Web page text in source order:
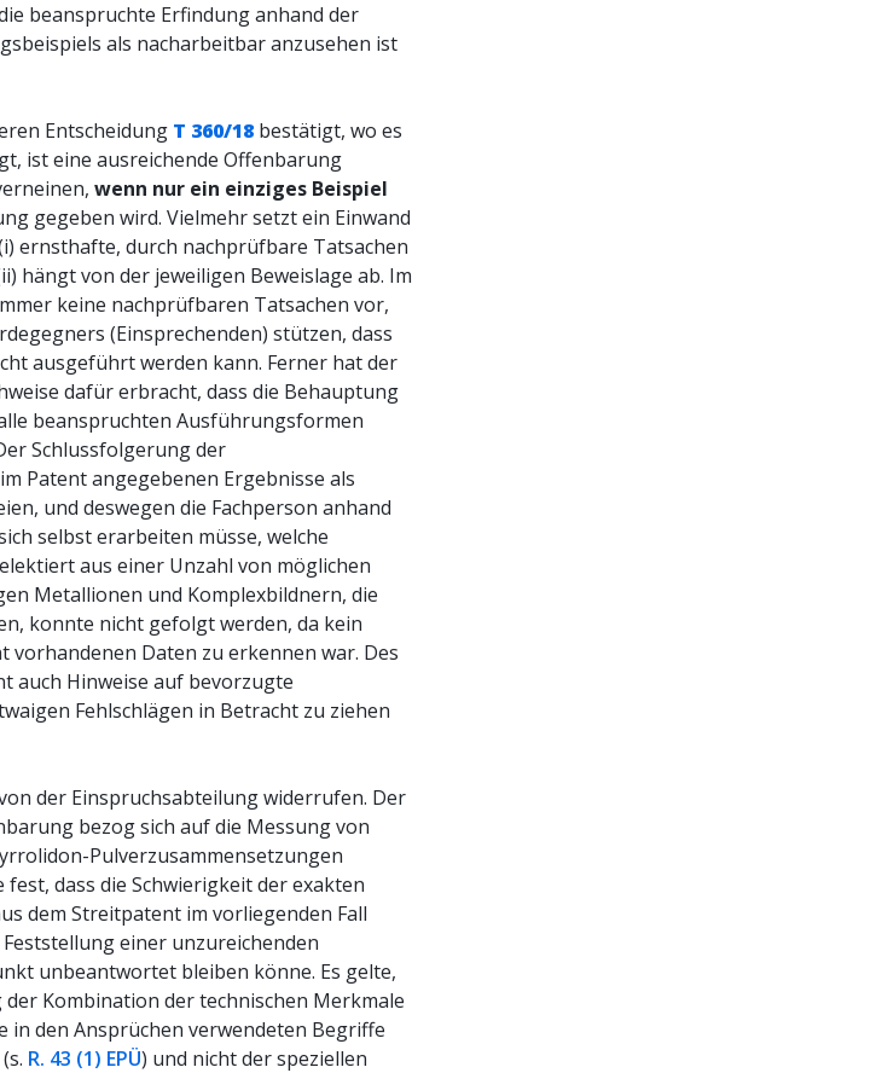
beanspruchte Erfindung anhand der
als nacharbeitbar anzusehen ist
Entscheidung T 360/18 bestätigt, wo es
ist eine ausreichende Offenbarung
wenn nur ein einziges Beispiel
gegeben wird. Vielmehr setzt ein Einwand
ernsthafte, durch nachprüfbare Tatsachen
hängt von der jeweiligen Beweislage ab. Im
keine nachprüfbaren Tatsachen vor,
(Einsprechenden) stützen, dass
ausgeführt werden kann. Ferner hat der
dafür erbracht, dass die Behauptung
beanspruchten Ausführungsformen
Schlussfolgerung der
Patent angegebenen Ergebnisse als
und deswegen die Fachperson anhand
selbst erarbeiten müsse, welche
aus einer Unzahl von möglichen
Metallionen und Komplexbildnern, die
konnte nicht gefolgt werden, da kein
vorhandenen Daten zu erkennen war. Des
auch Hinweise auf bevorzugte
Fehlschlägen in Betracht zu ziehen
der Einspruchsabteilung widerrufen. Der
bezog sich auf die Messung von
Pulverzusammensetzungen
dass die Schwierigkeit der exakten
dem Streitpatent im vorliegenden Fall
einer unzureichenden
unbeantwortet bleiben könne. Es gelte,
Kombination der technischen Merkmale
in den Ansprüchen verwendeten Begriffe
R. 43 (1) EPÜ) und nicht der speziellen